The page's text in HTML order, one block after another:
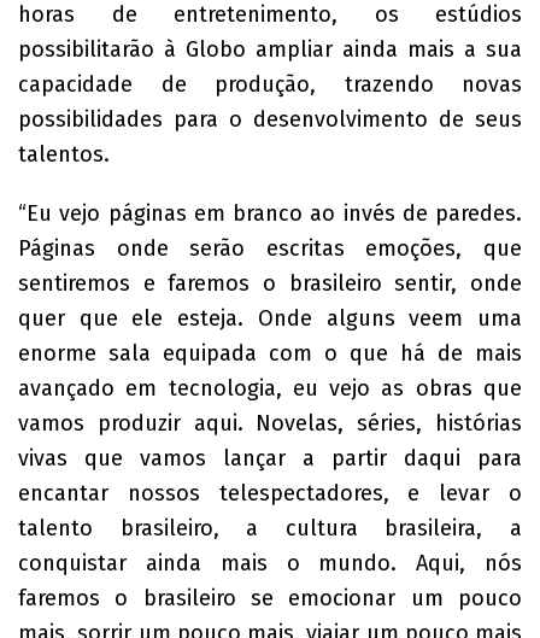
horas de entretenimento, os estúdios
possibilitarão à Globo ampliar ainda mais a sua
capacidade de produção, trazendo novas
possibilidades para o desenvolvimento de seus
talentos.
“Eu vejo páginas em branco ao invés de paredes.
Páginas onde serão escritas emoções, que
sentiremos e faremos o brasileiro sentir, onde
quer que ele esteja. Onde alguns veem uma
enorme sala equipada com o que há de mais
avançado em tecnologia, eu vejo as obras que
vamos produzir aqui. Novelas, séries, histórias
vivas que vamos lançar a partir daqui para
encantar nossos telespectadores, e levar o
talento brasileiro, a cultura brasileira, a
conquistar ainda mais o mundo. Aqui, nós
faremos o brasileiro se emocionar um pouco